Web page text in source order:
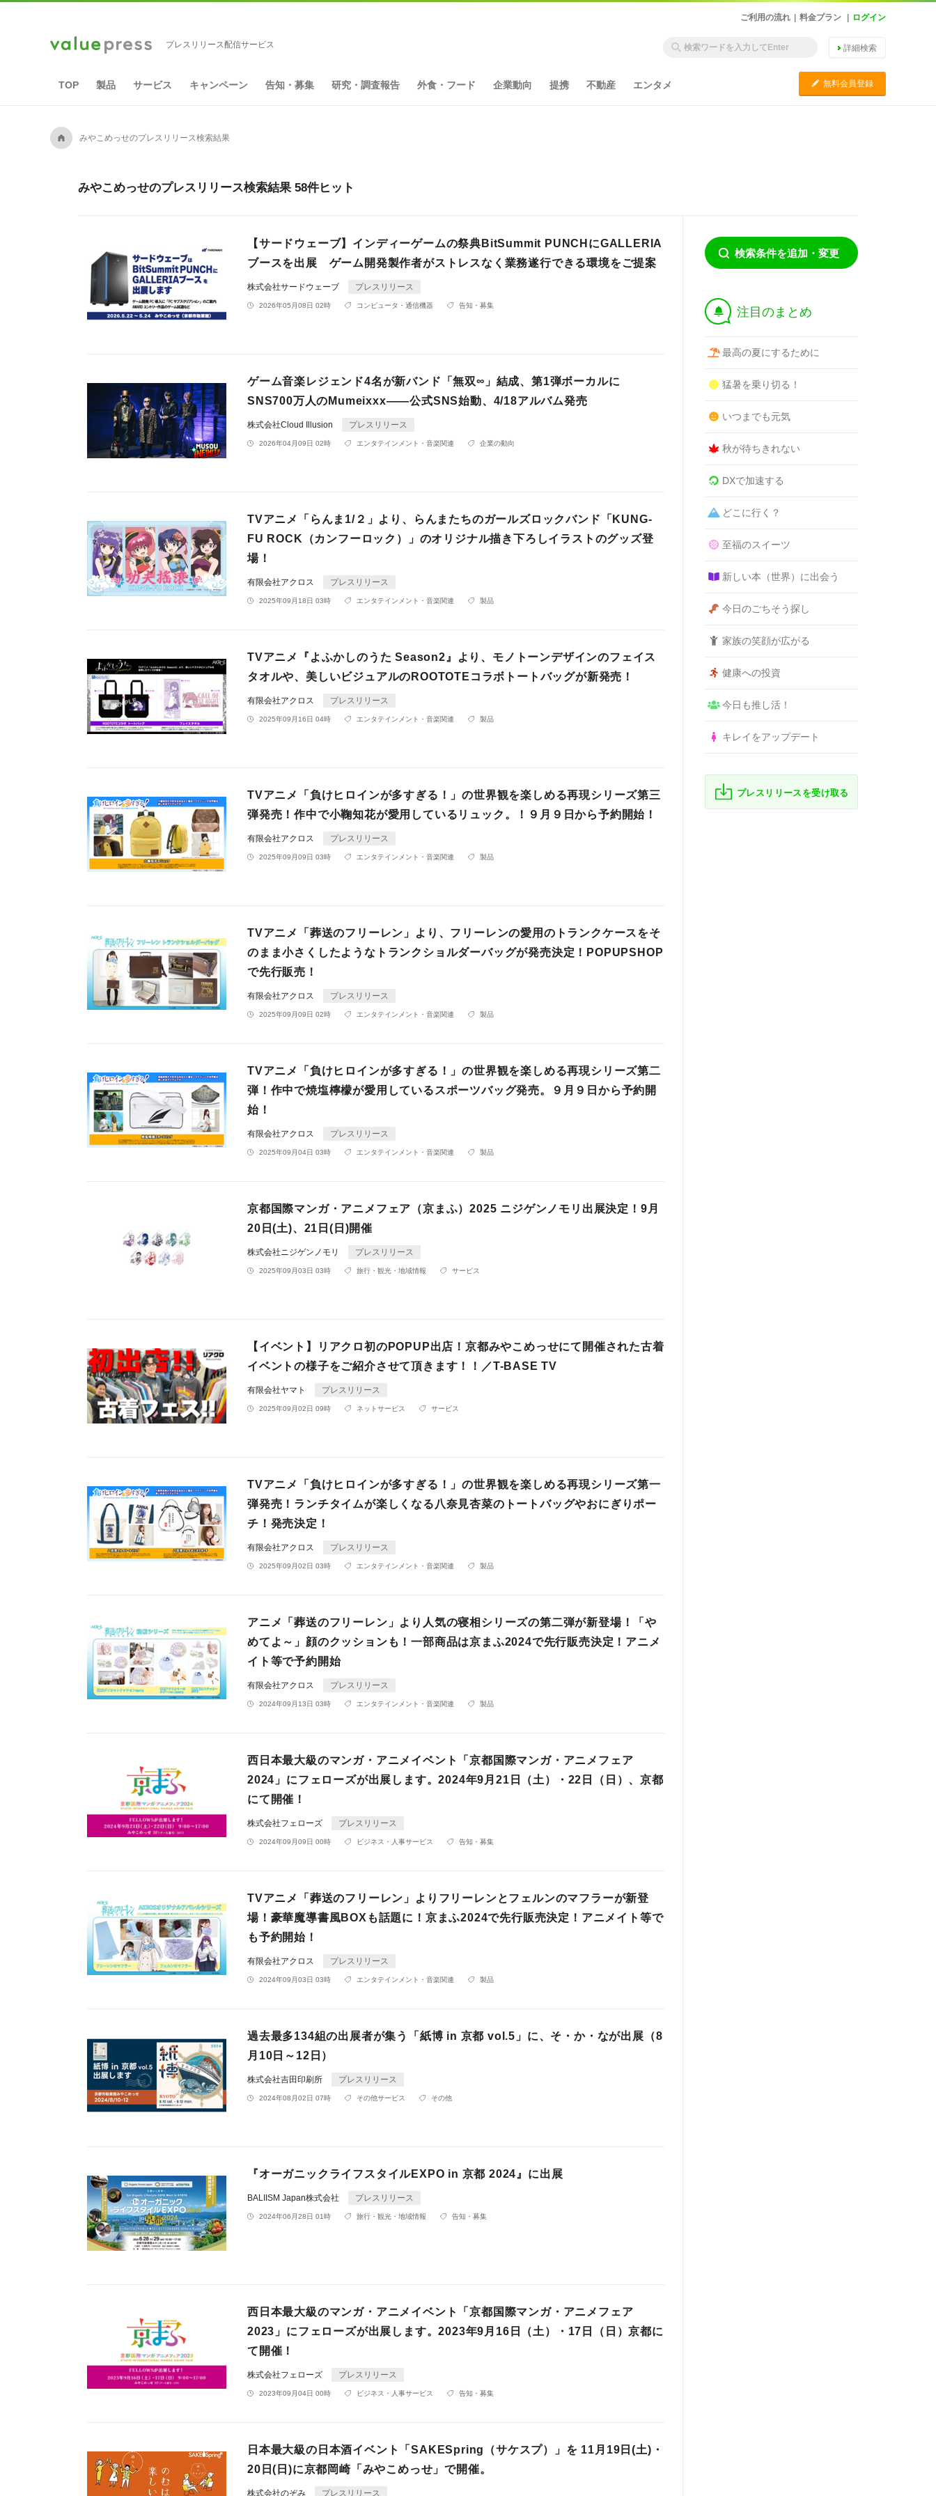
ご利用の流れ 料金プラン ログイン
プレスリリース配信サービス 詳細検索
TOP 製品 サービス キャンペーン 告知・募集 研究・調査報告 外食・フード 企業動向 提携 不動産 エンタメ C 無料会員登録
A みやこめっせのプレスリリース検索結果
みやこめっせのプレスリリース検索結果 58件ヒット
【サードウェーブ】インディーゲームの祭典BitSummit PUNCHにGALLERIA
ブースを出展 ゲーム開発製作者がストレスなく業務遂行できる環境をご提案
株式会社サードウェーブ プレスリリース
2026年05月08日 02時 コンピュータ・通信機器 告知・募集
ゲーム音楽レジェンド4名が新バンド「無双∞」結成、第1弾ボーカルに
SNS700万人のMumeixxx——公式SNS始動、4/18アルバム発売
株式会社Cloud Illusion プレスリリース
2026年04月09日 02時 エンタテインメント・音楽関連 企業の動向
TVアニメ「らんま1/２」より、らんまたちのガールズロックバンド「KUNG-
FU ROCK（カンフーロック）」のオリジナル描き下ろしイラストのグッズ登
場！
有限会社アクロス プレスリリース
2025年09月18日 03時 エンタテインメント・音楽関連 製品
TVアニメ『よふかしのうた Season2』より、モノトーンデザインのフェイス
タオルや、美しいビジュアルのROOTOTEコラボトートバッグが新発売！
有限会社アクロス プレスリリース
2025年09月16日 04時 エンタテインメント・音楽関連 製品
TVアニメ「負けヒロインが多すぎる！」の世界観を楽しめる再現シリーズ第三
弾発売！作中で小鞠知花が愛用しているリュック。！９月９日から予約開始！
有限会社アクロス プレスリリース
2025年09月09日 03時 エンタテインメント・音楽関連 製品
TVアニメ「葬送のフリーレン」より、フリーレンの愛用のトランクケースをそ
のまま小さくしたようなトランクショルダーバッグが発売決定！POPUPSHOP
で先行販売！
有限会社アクロス プレスリリース
2025年09月09日 02時 エンタテインメント・音楽関連 製品
TVアニメ「負けヒロインが多すぎる！」の世界観を楽しめる再現シリーズ第二
弾！作中で焼塩檸檬が愛用しているスポーツバッグ発売。９月９日から予約開
始！
有限会社アクロス プレスリリース
2025年09月04日 03時 エンタテインメント・音楽関連 製品
京都国際マンガ・アニメフェア（京まふ）2025 ニジゲンノモリ出展決定！9月
20日(土)、21日(日)開催
株式会社ニジゲンノモリ プレスリリース
2025年09月03日 03時 旅行・観光・地域情報 サービス
【イベント】リアクロ初のPOPUP出店！京都みやこめっせにて開催された古着
イベントの様子をご紹介させて頂きます！！／T-BASE TV
有限会社ヤマト プレスリリース
2025年09月02日 09時 ネットサービス サービス
TVアニメ「負けヒロインが多すぎる！」の世界観を楽しめる再現シリーズ第一
弾発売！ランチタイムが楽しくなる八奈見杏菜のトートバッグやおにぎりポー
チ！発売決定！
有限会社アクロス プレスリリース
2025年09月02日 03時 エンタテインメント・音楽関連 製品
アニメ「葬送のフリーレン」より人気の寝相シリーズの第二弾が新登場！「や
めてよ～」顔のクッションも！一部商品は京まふ2024で先行販売決定！アニメ
イト等で予約開始
有限会社アクロス プレスリリース
2024年09月13日 03時 エンタテインメント・音楽関連 製品
西日本最大級のマンガ・アニメイベント「京都国際マンガ・アニメフェア
2024」にフェローズが出展します。2024年9月21日（土）・22日（日）、京都
にて開催！
株式会社フェローズ プレスリリース
2024年09月09日 00時 ビジネス・人事サービス 告知・募集
TVアニメ「葬送のフリーレン」よりフリーレンとフェルンのマフラーが新登
場！豪華魔導書風BOXも話題に！京まふ2024で先行販売決定！アニメイト等で
も予約開始！
有限会社アクロス プレスリリース
2024年09月03日 03時 エンタテインメント・音楽関連 製品
過去最多134組の出展者が集う「紙博 in 京都 vol.5」に、そ・か・なが出展（8
月10日～12日）
株式会社吉田印刷所 プレスリリース
2024年08月02日 07時 その他サービス その他
『オーガニックライフスタイルEXPO in 京都 2024』に出展
BALIISM Japan株式会社 プレスリリース
2024年06月28日 01時 旅行・観光・地域情報 告知・募集
西日本最大級のマンガ・アニメイベント「京都国際マンガ・アニメフェア
2023」にフェローズが出展します。2023年9月16日（土）・17日（日）京都に
て開催！
株式会社フェローズ プレスリリース
2023年09月04日 00時 ビジネス・人事サービス 告知・募集
日本最大級の日本酒イベント「SAKESpring（サケスプ）」を 11月19日(土)・
20日(日)に京都岡崎「みやこめっせ」で開催。
株式会社のぞみ プレスリリース
検索条件を追加・変更
† 注目のまとめ
最高の夏にするために
猛暑を乗り切る！
いつまでも元気
秋が待ちきれない
DXで加速する
どこに行く？
至福のスイーツ
新しい本（世界）に出会う
今日のごちそう探し
家族の笑顔が広がる
健康への投資
今日も推し活！
キレイをアップデート
プレスリリースを受け取る